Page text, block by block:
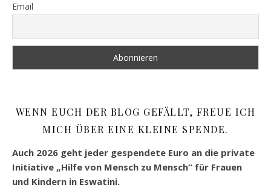
Email
WENN EUCH DER BLOG GEFÄLLT, FREUE ICH
MICH ÜBER EINE KLEINE SPENDE.
Auch 2026 geht jeder gespendete Euro an die private
Initiative „Hilfe von Mensch zu Mensch“ für Frauen
und Kindern in Eswatini.